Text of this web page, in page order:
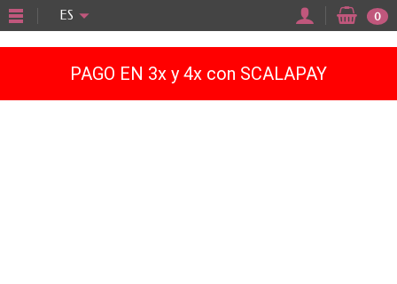
PAGO EN 3x y 4x con SCALAPAY
ES 0